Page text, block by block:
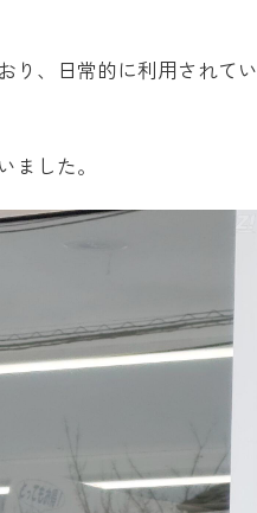
り、日常的に利用されてい
ました。